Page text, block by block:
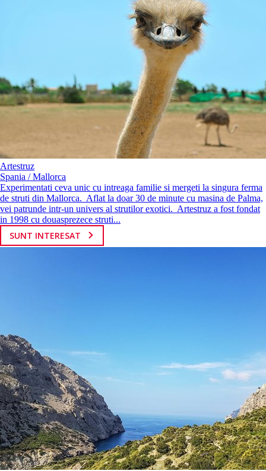
Artestruz
Spania / Mallorca
Experimentati ceva unic cu intreaga familie si mergeti la singura ferma
de struti din Mallorca. Aflat la doar 30 de minute cu masina de Palma,
vei patrunde intr-un univers al strutilor exotici. Artestruz a fost fondat
in 1998 cu douasprezece struti...
SUNT INTERESAT